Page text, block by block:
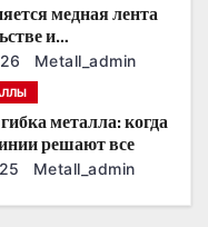
медная лента
и
Metall_admin
металла: когда
решают все
Metall_admin